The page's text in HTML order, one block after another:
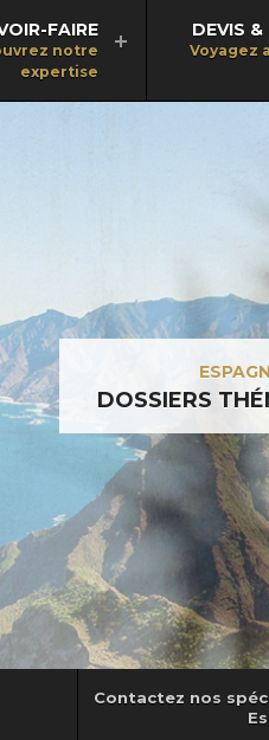
FAIRE
notre
expertise
DEVIS
Voyagez
DOSSIERS
Contactez nos